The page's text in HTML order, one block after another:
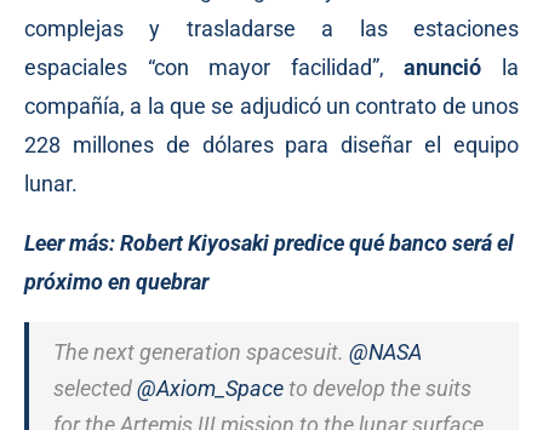
complejas y trasladarse a las estaciones
espaciales “con mayor facilidad”,anunció la
compañía, a la que se adjudicó un contrato de unos
228 millones de dólares para diseñar el equipo
lunar.
Leer más:Robert Kiyosaki predice qué banco será el
próximo en quebrar
The next generation spacesuit. @NASA
selected@Axiom_Spaceto develop the suits